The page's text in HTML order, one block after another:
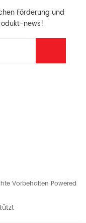
Förderung und
news!
Vorbehalten Powered